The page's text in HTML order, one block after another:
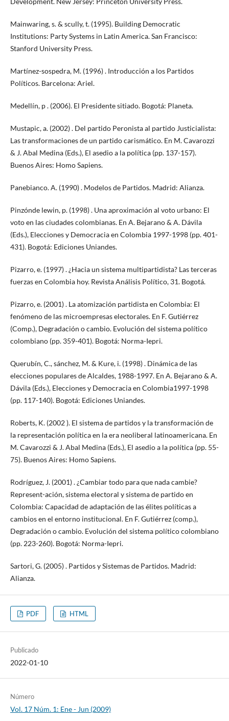
Mainwaring, s. & scully, t. (1995). Building Democratic
Institutions: Party Systems in Latin America. San Francisco:
Stanford University Press.
Martínez-sospedra, M. (1996) . Introducción a los Partidos
Políticos. Barcelona: Ariel.
Medellín, p . (2006). El Presidente sitiado. Bogotá: Planeta.
Mustapic, a. (2002) . Del partido Peronista al partido Justicialista:
Las transformaciones de un partido carismático. En M. Cavarozzi
& J. Abal Medina (Eds.), El asedio a la política (pp. 137-157).
Buenos Aires: Homo Sapiens.
Panebianco. A. (1990) . Modelos de Partidos. Madrid: Alianza.
Pinzónde lewin, p. (1998) . Una aproximación al voto urbano: El
voto en las ciudades colombianas. En A. Bejarano & A. Dávila
(Eds.), Elecciones y Democracia en Colombia 1997-1998 (pp. 401-
431). Bogotá: Ediciones Uniandes.
Pizarro, e. (1997) . ¿Hacia un sistema multipartidista? Las terceras
fuerzas en Colombia hoy. Revista Análisis Político, 31. Bogotá.
Pizarro, e. (2001) . La atomización partidista en Colombia: El
fenómeno de las microempresas electorales. En F. Gutiérrez
(Comp.), Degradación o cambio. Evolución del sistema político
colombiano (pp. 359-401). Bogotá: Norma-Iepri.
Querubín, C., sánchez, M. & Kure, i. (1998) . Dinámica de las
elecciones populares de Alcaldes, 1988-1997. En A. Bejarano & A.
Dávila (Eds.), Elecciones y Democracia en Colombia1997-1998
(pp. 117-140). Bogotá: Ediciones Uniandes.
Roberts, K. (2002 ). El sistema de partidos y la transformación de
la representación política en la era neoliberal latinoamericana. En
M. Cavarozzi & J. Abal Medina (Eds.), El asedio a la política (pp. 55-
75). Buenos Aires: Homo Sapiens.
Rodríguez, J. (2001) . ¿Cambiar todo para que nada cambie?
Represent-ación, sistema electoral y sistema de partido en
Colombia: Capacidad de adaptación de las élites políticas a
cambios en el entorno institucional. En F. Gutiérrez (comp.),
Degradación o cambio. Evolución del sistema político colombiano
(pp. 223-260). Bogotá: Norma-Iepri.
Sartori, G. (2005) . Partidos y Sistemas de Partidos. Madrid:
Alianza.
PDF HTML
Publicado
2022-01-10
Número
Vol. 17 Núm. 1: Ene - Jun (2009)